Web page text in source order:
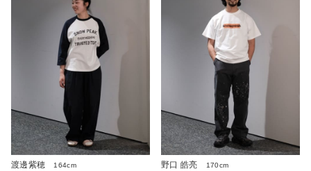
渡邊紫穂
164cm
野口 皓亮
170cm